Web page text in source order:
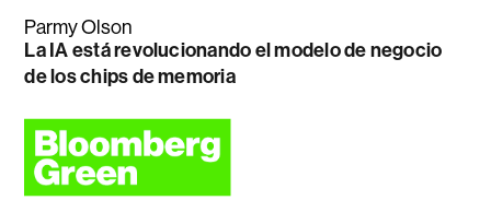
Parmy Olson
La IA está revolucionando el modelo de negocio
de los chips de memoria